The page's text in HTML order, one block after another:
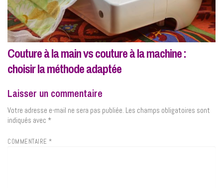
Couture à la main vs couture à la machine :
choisir la méthode adaptée
Laisser un commentaire
Votre adresse e-mail ne sera pas publiée. Les champs obligatoires sont
indiqués avec *
COMMENTAIRE *